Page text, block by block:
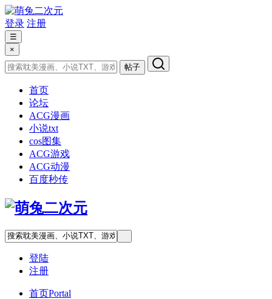
登录 注册
☰
×
帖子
首页
论坛
ACG漫画
小说txt
cos图集
ACG游戏
ACG动漫
百度秒传
登陆
注册
首页Portal